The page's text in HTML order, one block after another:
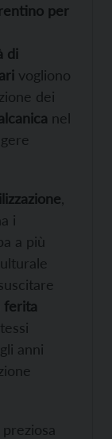
per
di
vogliono
dei
nel
i
a più
ferita
anni